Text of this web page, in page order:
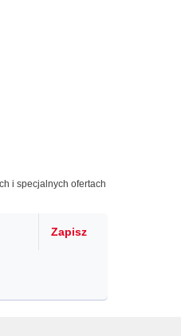
i specjalnych ofertach
Zapisz